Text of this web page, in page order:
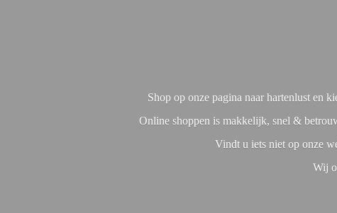
Shop op onze pagina naar hartenlust en
Online shoppen is makkelijk, snel &
Vindt u iets niet op onze
Wij